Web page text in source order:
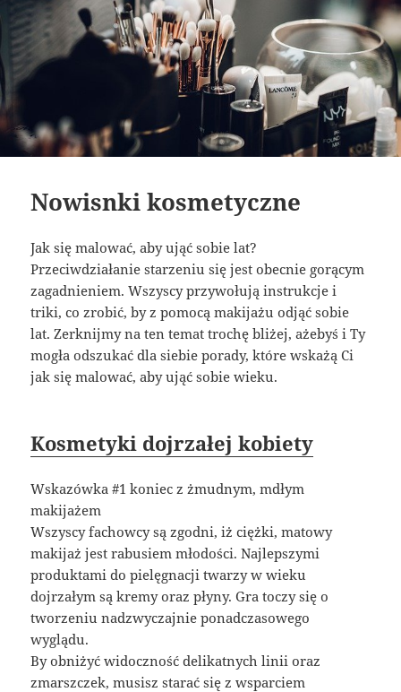
Nowisnki kosmetyczne
Jak się malować, aby ująć sobie lat?
Przeciwdziałanie starzeniu się jest obecnie gorącym
zagadnieniem. Wszyscy przywołują instrukcje i
triki, co zrobić, by z pomocą makijażu odjąć sobie
lat. Zerknijmy na ten temat trochę bliżej, ażebyś i Ty
mogła odszukać dla siebie porady, które wskażą Ci
jak się malować, aby ująć sobie wieku.
Kosmetyki dojrzałej kobiety
Wskazówka #1 koniec z żmudnym, mdłym
makijażem
Wszyscy fachowcy są zgodni, iż ciężki, matowy
makijaż jest rabusiem młodości. Najlepszymi
produktami do pielęgnacji twarzy w wieku
dojrzałym są kremy oraz płyny. Gra toczy się o
tworzeniu nadzwyczajnie ponadczasowego
wyglądu.
By obniżyć widoczność delikatnych linii oraz
zmarszczek, musisz starać się z wsparciem